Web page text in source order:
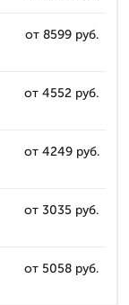
от 8599 руб.
от 4552 руб.
от 4249 руб.
от 3035 руб.
от 5058 руб.